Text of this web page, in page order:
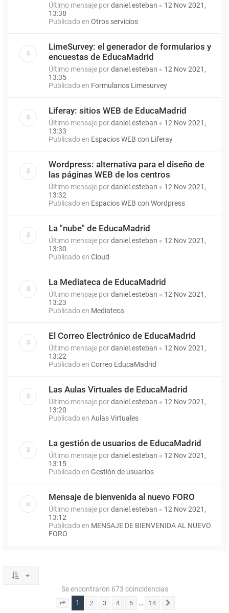
Último mensaje pordaniel.esteban « 12 Nov 2021,
13:38
Publicado en Otros servicios
LimeSurvey: el generador de formularios y
encuestas de EducaMadrid
Último mensaje pordaniel.esteban « 12 Nov 2021,
13:35
Publicado en Formularios Limesurvey
Liferay: sitios WEB de EducaMadrid
Último mensaje pordaniel.esteban « 12 Nov 2021,
13:33
Publicado en Espacios WEB con Liferay
Wordpress: alternativa para el diseño de
las páginas WEB de los centros
Último mensaje pordaniel.esteban « 12 Nov 2021,
13:32
Publicado en Espacios WEB con Wordpress
La "nube" de EducaMadrid
Último mensaje pordaniel.esteban « 12 Nov 2021,
13:30
Publicado en Cloud
La Mediateca de EducaMadrid
Último mensaje pordaniel.esteban « 12 Nov 2021,
13:23
Publicado en Mediateca
El Correo Electrónico de EducaMadrid
Último mensaje pordaniel.esteban « 12 Nov 2021,
13:22
Publicado en Correo EducaMadrid
Las Aulas Virtuales de EducaMadrid
Último mensaje pordaniel.esteban « 12 Nov 2021,
13:20
Publicado en Aulas Virtuales
La gestión de usuarios de EducaMadrid
Último mensaje pordaniel.esteban « 12 Nov 2021,
13:15
Publicado en Gestión de usuarios
Mensaje de bienvenida al nuevo FORO
Último mensaje pordaniel.esteban « 12 Nov 2021,
13:12
Publicado en MENSAJE DE BIENVENIDA AL NUEVO
FORO
Se encontraron 673 coincidencias
Página 1de 14
1 2 3 4 5 … 14